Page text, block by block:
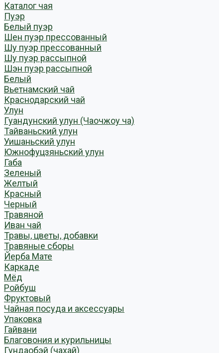
Каталог чая
Пуэр
Белый пуэр
Шен пуэр прессованный
Шу пуэр прессованный
Шу пуэр рассыпной
Шэн пуэр рассыпной
Белый
Вьетнамский чай
Краснодарский чай
Улун
Гуандунский улун (Чаочжоу ча)
Тайваньский улун
Уишаньский улун
Южнофуцзяньский улун
Габа
Зеленый
Желтый
Красный
Черный
Травяной
Иван чай
Травы, цветы, добавки
Травяные сборы
Йерба Мате
Каркаде
Мёд
Ройбуш
Фруктовый
Чайная посуда и аксессуары
Упаковка
Гайвани
Благовония и курильницы
Гундаобэй (чахай)